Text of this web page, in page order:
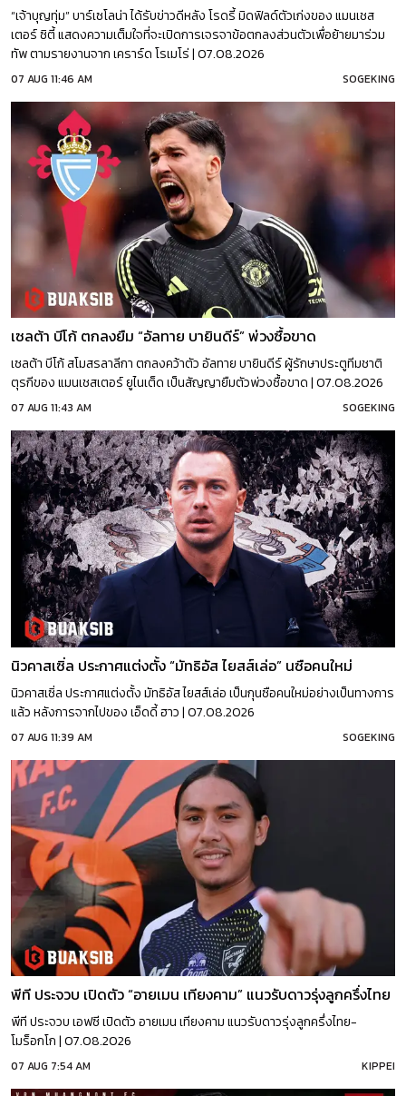
“เจ้าบุญทุ่ม” บาร์เซโลน่า ได้รับข่าวดีหลัง โรดรี้ มิดฟิลด์ตัวเก่งของ แมนเชส
เตอร์ ซิตี้ แสดงความเต็มใจที่จะเปิดการเจรจาข้อตกลงส่วนตัวเพื่อย้ายมาร่วม
ทัพ ตามรายงานจาก เคราร์ด โรเมโร่ | 07.08.2026
07 AUG 11:46 AM SOGEKING
เซลต้า บีโก้ ตกลงยืม “อัลทาย บายินดีร์” พ่วงซื้อขาด
เซลต้า บีโก้ สโมสรลาลีกา ตกลงคว้าตัว อัลทาย บายินดีร์ ผู้รักษาประตูทีมชาติ
ตุรกีของ แมนเชสเตอร์ ยูไนเต็ด เป็นสัญญายืมตัวพ่วงซื้อขาด | 07.08.2026
07 AUG 11:43 AM SOGEKING
นิวคาสเซิ่ล ประกาศแต่งตั้ง “มัทธิอัส ไยสส์เล่อ” นซือคนใหม่
นิวคาสเซิ่ล ประกาศแต่งตั้ง มัทธิอัส ไยสส์เล่อ เป็นกุนซือคนใหม่อย่างเป็นทางการ
แล้ว หลังการจากไปของ เอ็ดดี้ ฮาว | 07.08.2026
07 AUG 11:39 AM SOGEKING
พีที ประจวบ เปิดตัว “อายเมน เทียงคาม” แนวรับดาวรุ่งลูกครึ่งไทย
พีที ประจวบ เอฟซี เปิดตัว อายเมน เทียงคาม แนวรับดาวรุ่งลูกครึ่งไทย-
โมร็อกโก | 07.08.2026
07 AUG 7:54 AM KIPPEI